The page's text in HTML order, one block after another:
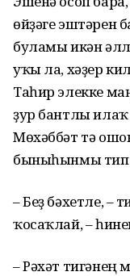
өйҙәге
буламы икән
уҡы ла, хәҙер
Таһир элекке
ҙур бантлы илаҡ
Мөхәббәт тә
быныһынмы тип
– Беҙ бәхетле, –
ҡосаҡлай, –
– Рәхәт тигәнең